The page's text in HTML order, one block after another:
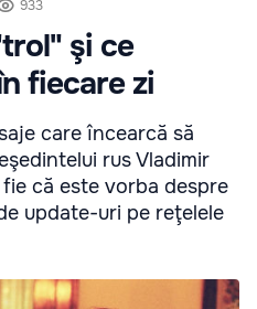
933
şi ce
fiecare zi
care încearcă să
rus Vladimir
că este vorba despre
update-uri pe reţelele